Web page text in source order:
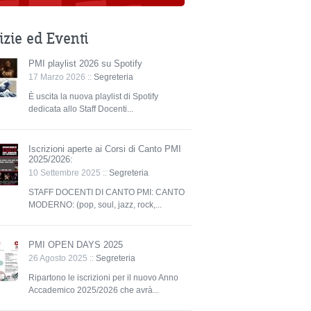
ed Eventi
PMI playlist 2026 su Spotify
17 Marzo 2026 :: Segreteria
È uscita la nuova playlist di Spotify
dedicata allo Staff Docenti...
Iscrizioni aperte ai Corsi di Canto PMI
2025/2026:
10 Settembre 2025 :: Segreteria
STAFF DOCENTI DI CANTO PMI: CANTO
MODERNO: (pop, soul, jazz, rock,...
PMI OPEN DAYS 2025
26 Agosto 2025 :: Segreteria
Ripartono le iscrizioni per il nuovo Anno
Accademico 2025/2026 che avrà...